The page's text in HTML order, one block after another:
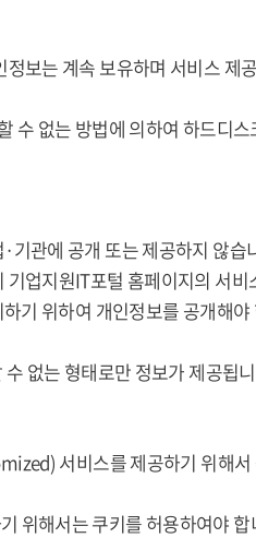
보는 계속 보유하며 서비스 제
수 없는 방법에 의하여 하드디
기관에 공개 또는 제공하지 않습
업지원IT포털 홈페이지의 서비
기 위하여 개인정보를 공개해
없는 형태로만 정보가 제공됩
서비스를 제공하기 위해서
위해서는 쿠키를 허용하여야 합